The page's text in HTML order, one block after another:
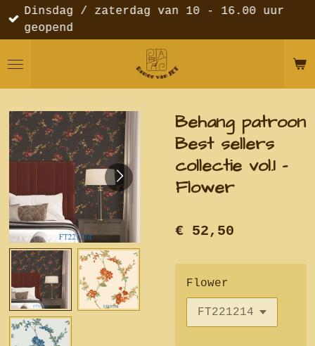
Ga
direct
de
Dinsdag / zaterdag van 10 - 16.00 uur
geopend
Behang patroon
Best sellers
collectie vol.1 -
Flower
€ 52,50
Flower